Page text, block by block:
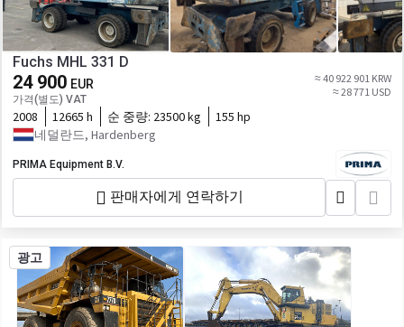
Fuchs MHL 331 D
24 900 EUR
가격(별도) VAT
≈ 40 922 901 KRW
≈ 28 771 USD
2008 12665 h 순 중량: 23500 kg
155 hp
네덜란드, Hardenberg
PRIMA Equipment B.V.
판매자에게 연락하기
광고